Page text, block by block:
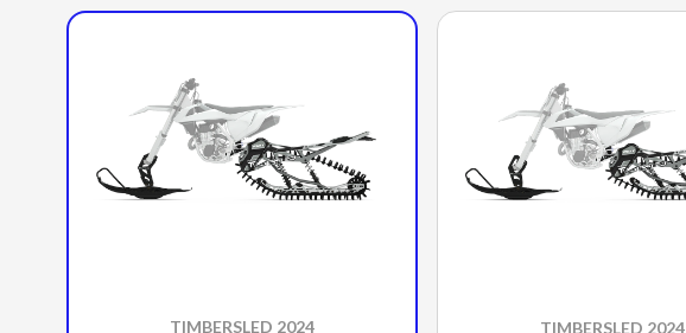
TIMBERSLED 2024 TIMBERSLED 2024